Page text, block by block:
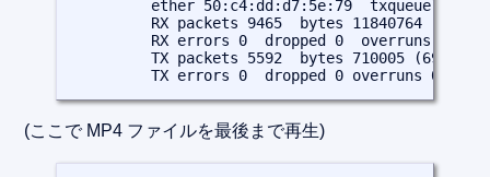
ether 50:c4:dd:d7:5e:79  txqueuelen
RX packets 9465  bytes 11840764 (11.2
RX errors 0  dropped 0  overruns 0
TX packets 5592  bytes 710005 (693.3
TX errors 0  dropped 0 overruns 0
(ここで MP4 ファイルを最後まで再生)